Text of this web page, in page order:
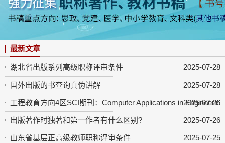
最新文章
2025-07-28
湖北省出版系列高级职称评审条件
2025-07-28
国外出版的书查询真伪讲解
2025-07-26
工程教育方向4区SCI期刊：Computer Applications in
2025-07-26
出版著作时独著和第一作者有什么区别?
2025-07-25
山东省基层正高级教师职称评审条件